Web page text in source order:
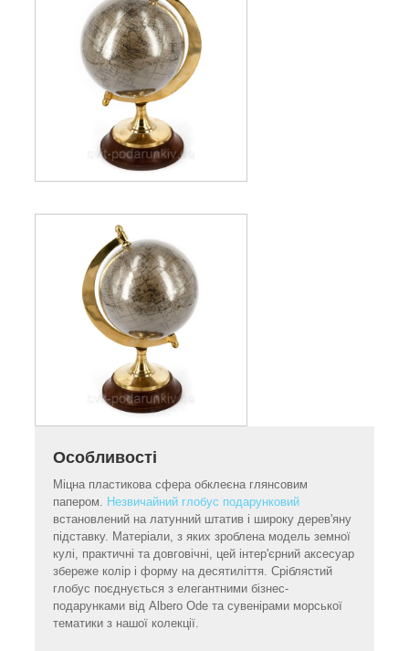
Особливості
Міцна пластикова сфера обклеєна глянсовим
папером.
Незвичайний глобус подарунковий
встановлений на латунний штатив і широку дерев'яну
підставку. Матеріали, з яких зроблена модель земної
кулі, практичні та довговічні, цей інтер'єрний аксесуар
збереже колір і форму на десятиліття. Сріблястий
глобус поєднується з елегантними бізнес-
подарунками від Albero Ode та сувенірами морської
тематики з нашої колекції.